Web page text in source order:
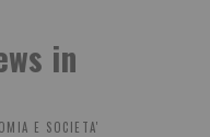
in
E SOCIETA'